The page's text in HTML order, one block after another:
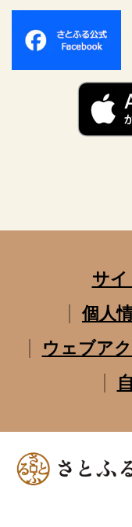
サ
個人
ウェブア